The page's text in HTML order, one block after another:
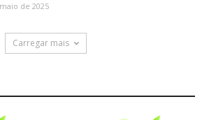
de 2025
Carregar mais